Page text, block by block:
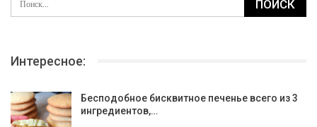
Интересное:
Бесподобное бисквитное печенье всего из 3
ингредиентов,…